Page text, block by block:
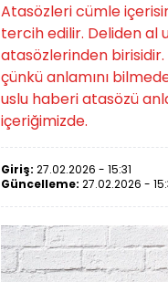
Atasözleri cümle
tercih edilir. Deliden al
atasözlerinden birisidir.
çünkü anlamını
uslu haberi atasözü
içeriğimizde.
Giriş: 27.02.2026 - 15:31
Güncelleme: 27.02.2026 -